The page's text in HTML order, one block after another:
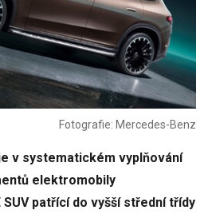
Fotografie: Mercedes-Benz
v systematickém vyplňování
elektromobily
SUV patřící do vyšší střední třídy